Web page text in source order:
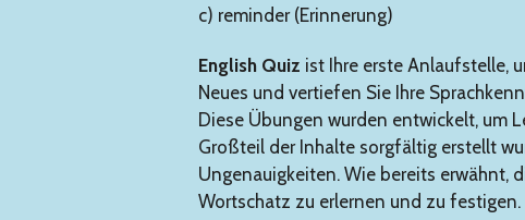
c) reminder (Erinnerung)
English Quiz ist Ihre erste Anlaufstelle,
Neues und vertiefen Sie Ihre
Diese Übungen wurden entwickelt, um
Großteil der Inhalte sorgfältig erstellt
Ungenauigkeiten. Wie bereits erwähnt,
Wortschatz zu erlernen und zu festigen.